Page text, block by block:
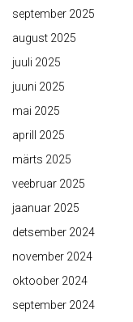
september 2025
august 2025
juuli 2025
juuni 2025
mai 2025
aprill 2025
märts 2025
veebruar 2025
jaanuar 2025
detsember 2024
november 2024
oktoober 2024
september 2024